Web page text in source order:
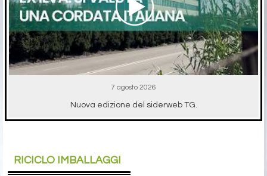
7 agosto 2026
Nuova edizione del siderweb TG.
RICICLO IMBALLAGGI